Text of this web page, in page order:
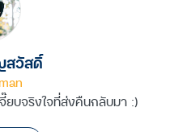
สวัสดิ์
ยบจริงใจที่ส่งคืนกลับมา :)